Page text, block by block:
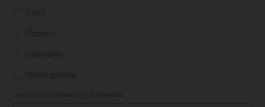
Čtení
Poslech
Gramatika
Slovní zásoba